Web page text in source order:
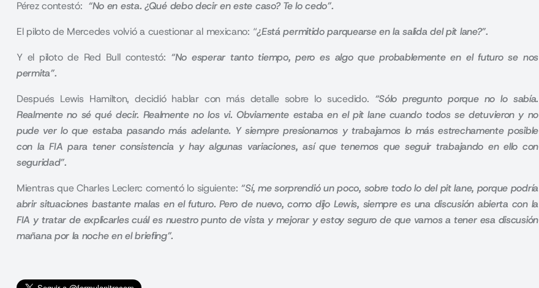
Pérez contestó: “No en esta. ¿Qué debo decir en este caso? Te lo cedo”.
El piloto de Mercedes volvió a cuestionar al mexicano: “¿Está permitido parquearse en la salida del pit lane?”.
Y el piloto de Red Bull contestó: “No esperar tanto tiempo, pero es algo que probablemente en el futuro se nos
permita”.
Después Lewis Hamilton, decidió hablar con más detalle sobre lo sucedido. “Sólo pregunto porque no lo sabía.
Realmente no sé qué decir. Realmente no los vi. Obviamente estaba en el pit lane cuando todos se detuvieron y no
pude ver lo que estaba pasando más adelante. Y siempre presionamos y trabajamos lo más estrechamente posible
con la FIA para tener consistencia y hay algunas variaciones, así que tenemos que seguir trabajando en ello con
seguridad”.
Mientras que Charles Leclerc comentó lo siguiente: “Sí, me sorprendió un poco, sobre todo lo del pit lane, porque podría
abrir situaciones bastante malas en el futuro. Pero de nuevo, como dijo Lewis, siempre es una discusión abierta con la
FIA y tratar de explicarles cuál es nuestro punto de vista y mejorar y estoy seguro de que vamos a tener esa discusión
mañana por la noche en el briefing”.